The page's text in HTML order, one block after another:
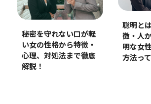
秘密を守れない口が軽
い女の性格から特徴・
心理、対処法まで徹底
解説！
聡明と
徴・人
明な女
方法っ